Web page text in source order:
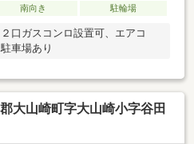
南向き 駐輪場
口ガスコンロ設置可、エアコ
車場あり
大山崎町字大山崎小字谷田